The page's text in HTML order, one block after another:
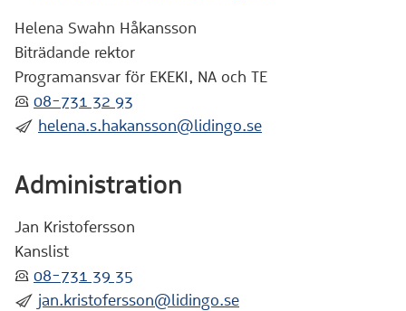
Helena Swahn Håkansson
Biträdande rektor
Programansvar för EKEKI, NA och TE
:telefon: 08-731 32 93
:skicka: helena.s.hakansson@lidingo.se
Administration
Jan Kristofersson
Kanslist
:telefon: 08-731 39 35
:skicka: jan.kristofersson@lidingo.se